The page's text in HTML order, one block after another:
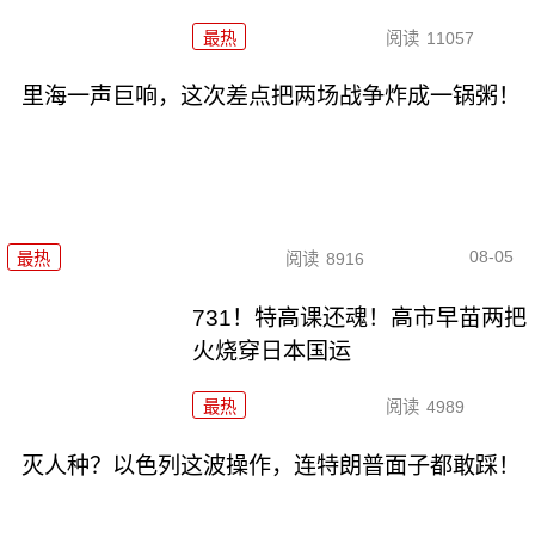
最热 阅读 11057
里海一声巨响，这次差点把两场战争炸成一锅粥！
最热 阅读 8916 08-05
731！特高课还魂！高市早苗两把
火烧穿日本国运
最热 阅读 4989
灭人种？以色列这波操作，连特朗普面子都敢踩！